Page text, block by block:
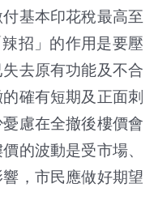
基本印花稅最高至
招」的作用是要壓
去原有功能及不合
確有短期及正面刺
慮在全撤後樓價會
的波動是受市場、
，市民應做好期望